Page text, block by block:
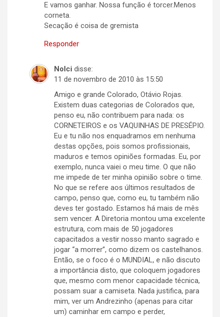
E vamos ganhar. Nossa função é torcer.Menos
corneta.
Secação é coisa de gremista
Responder
Nolci disse:
11 de novembro de 2010 às 15:50
Amigo e grande Colorado, Otávio Rojas.
Existem duas categorias de Colorados que,
penso eu, não contribuem para nada: os
CORNETEIROS e os VAQUINHAS DE PRESÉPIO.
Eu e tu não nos enquadramos em nenhuma
destas opções, pois somos profissionais,
maduros e temos opiniões formadas. Eu, por
exemplo, nunca vaiei o meu time. O que não
me impede de ter minha opinião sobre o time.
No que se refere aos últimos resultados de
campo, penso que, como eu, tu também não
deves ter gostado. Estamos há mais de mês
sem vencer. A Diretoria montou uma excelente
estrutura, com mais de 50 jogadores
capacitados a vestir nosso manto sagrado e
jogar “a morrer”, como dizem os castelhanos.
Então, se o foco é o MUNDIAL, e não discuto
a importância disto, que coloquem jogadores
que, mesmo com menor capacidade técnica,
possam suar a camiseta. Nada justifica, para
mim, ver um Andrezinho (apenas para citar
um) caminhar em campo e perder,